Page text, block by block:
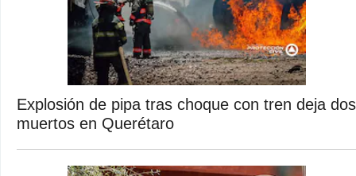
Explosión de pipa tras choque con tren deja dos
muertos en Querétaro